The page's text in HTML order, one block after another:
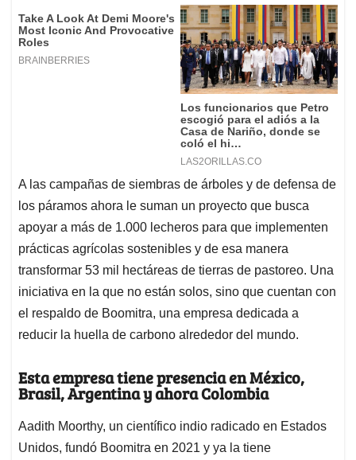
A las campañas de siembras de árboles y de defensa de
los páramos ahora le suman un proyecto que busca
apoyar a más de 1.000 lecheros para que implementen
prácticas agrícolas sostenibles y de esa manera
transformar 53 mil hectáreas de tierras de pastoreo. Una
iniciativa en la que no están solos, sino que cuentan con
el respaldo de Boomitra, una empresa dedicada a
reducir la huella de carbono alrededor del mundo.
Esta empresa tiene presencia en México,
Brasil, Argentina y ahora Colombia
Aadith Moorthy, un científico indio radicado en Estados
Unidos, fundó Boomitra en 2021 y ya la tiene